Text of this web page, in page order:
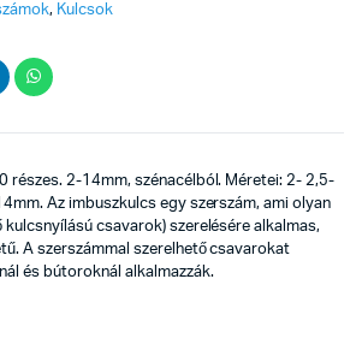
, Kulcsok
részes. 2-14mm, szénacélból. Méretei: 2- 2,5-
Az imbuszkulcs egy szerszám, ami olyan
csavarok) szerelésére alkalmas,
A szerszámmal szerelhető csavarokat
és bútoroknál alkalmazzák.